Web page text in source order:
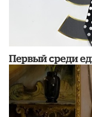
Первый среди